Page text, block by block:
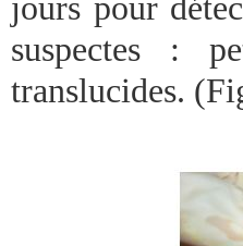
suspectes :
translucides.